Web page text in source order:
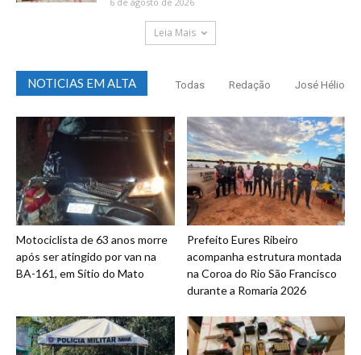
Leia Mais
NOTICIAS EM ALTA Todas Redação José Hélio
Motociclista de 63 anos morre
após ser atingido por van na
BA-161, em Sítio do Mato
Prefeito Eures Ribeiro
acompanha estrutura montada
na Coroa do Rio São Francisco
durante a Romaria 2026